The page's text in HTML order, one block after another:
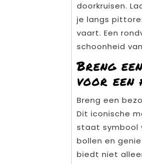
doorkruisen.
je langs
vaart. Een
schoonheid
Breng
voor
Breng een
Dit iconische
staat symbool
bollen en
biedt niet